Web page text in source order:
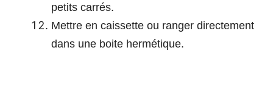
petits carrés.
Mettre en caissette ou ranger directement
dans une boite hermétique.